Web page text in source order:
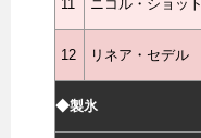
11 ニコル・ショット
12 リネア・セデル
◆製氷